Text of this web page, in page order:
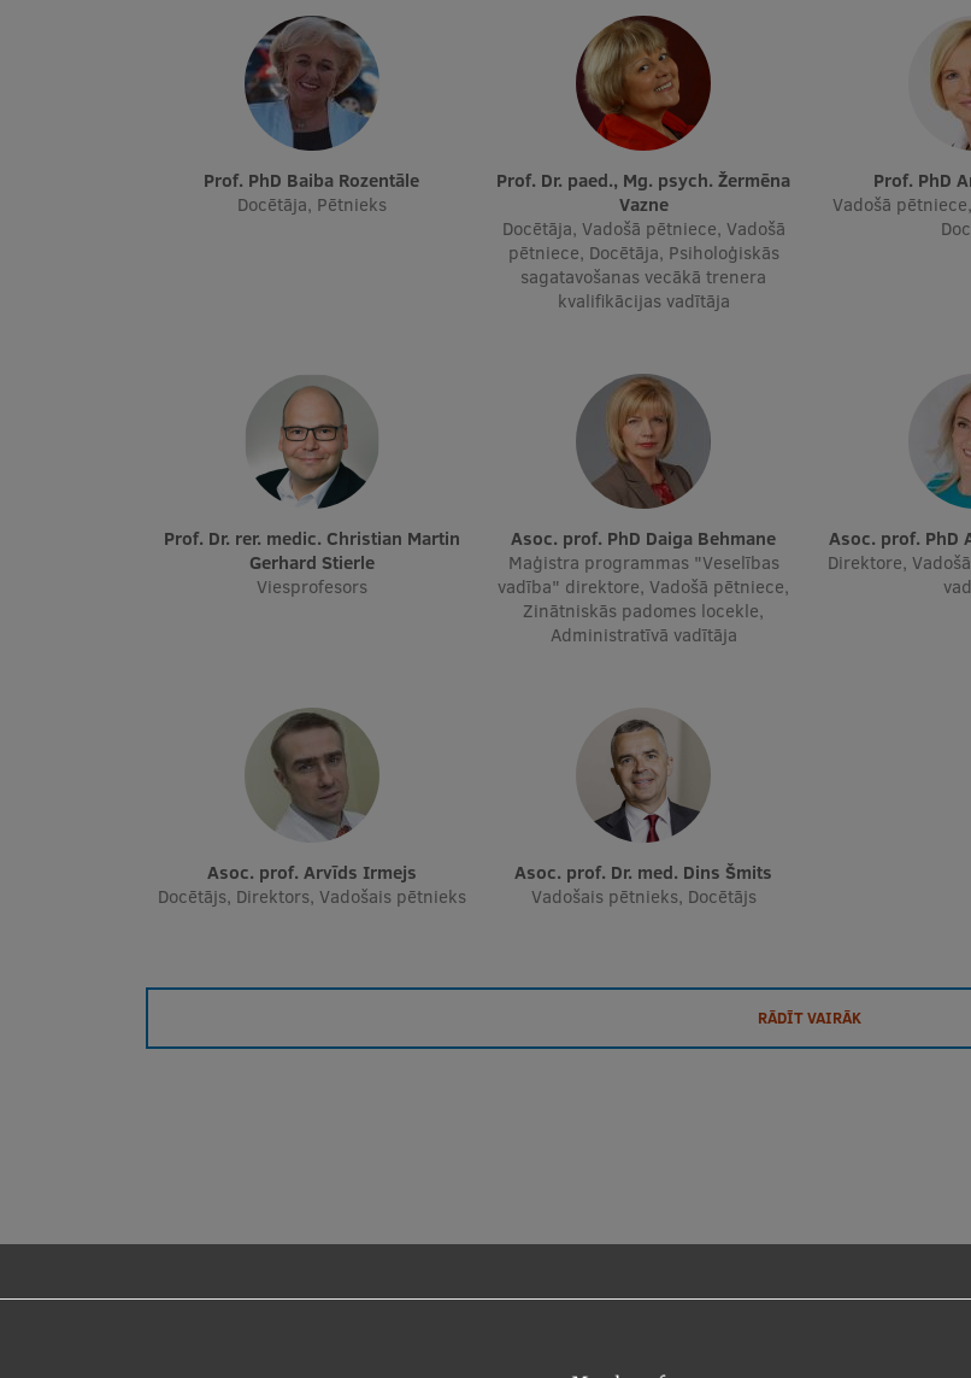
Prof. PhD Baiba Rozentāle
Docētāja, Pētnieks
Prof. Dr. paed., Mg. psych. Žermēna
Vazne
Docētāja, Vadošā pētniece, Vadošā
pētniece, Docētāja, Psiholoģiskās
sagatavošanas vecākā trenera
kvalifikācijas vadītāja
Prof. PhD
Vadošā
Prof. Dr. rer. medic. Christian Martin
Gerhard Stierle
Viesprofesors
Asoc. prof. PhD Daiga Behmane
Maģistra programmas "Veselības
vadība" direktore, Vadošā pētniece,
Zinātniskās padomes locekle,
Administratīvā vadītāja
Asoc. prof.
Direktore,
Asoc. prof. Arvīds Irmejs
Docētājs, Direktors, Vadošais pētnieks
Asoc. prof. Dr. med. Dins Šmits
Vadošais pētnieks, Docētājs
RĀDĪT VAIRĀK